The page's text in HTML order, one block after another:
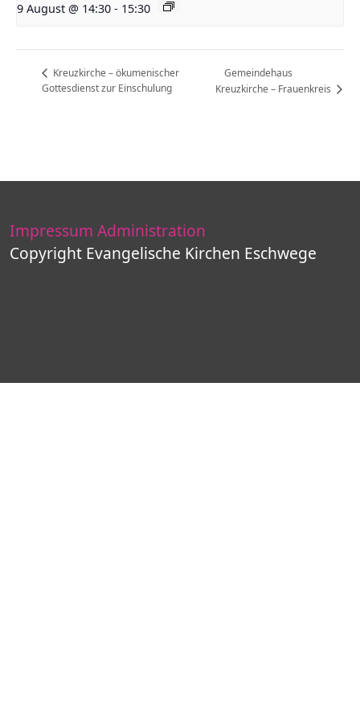
9 August @ 14:30 - 15:30
Kreuzkirche – ökumenischer
Gottesdienst zur Einschulung
Gemeindehaus
Kreuzkirche – Frauenkreis
Impressum Administration
Copyright Evangelische Kirchen Eschwege